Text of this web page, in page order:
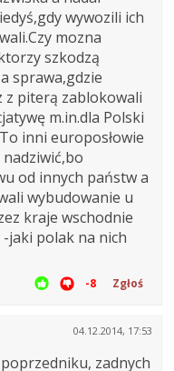
wywozili ich
mozna
szkodzą
sprawa,gdzie
z piterą zablokowali
m.in.dla Polski
inni europosłowie
od innych państw a
wybudowanie u
kraje wschodnie
jaki polak na nich
-8 Zgłoś
04.12.2014, 17:53
zadnych